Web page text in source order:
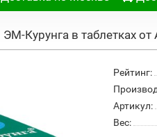
ЭМ-Курунга в таблетках от
Рейтинг:
Артикул:
Вес: